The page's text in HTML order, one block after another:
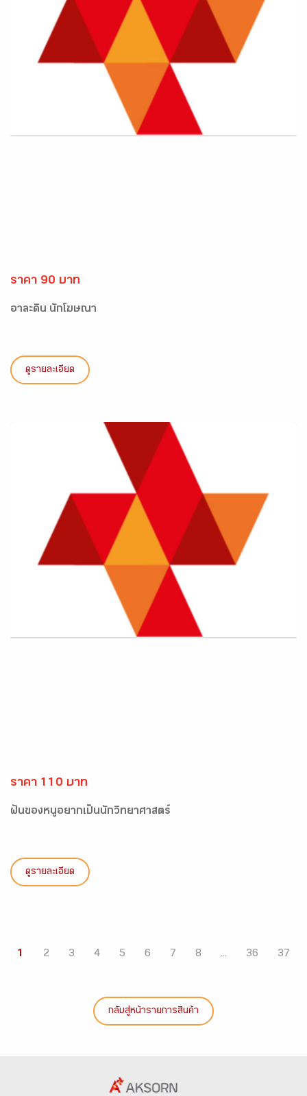
ราคา 90 บาท
อาละดิน นักโฆษณา
ดูรายละเอียด
ราคา 110 บาท
ฝันของหนูอยากเป็นนักวิทยาศาสตร์
ดูรายละเอียด
1 2 3 4 5 6 7 8 ... 36 37
กลับสู่หน้ารายการสินค้า